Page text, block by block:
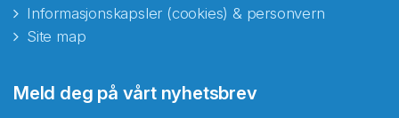
Informasjonskapsler (cookies) & personvern
Site map
Meld deg på vårt nyhetsbrev